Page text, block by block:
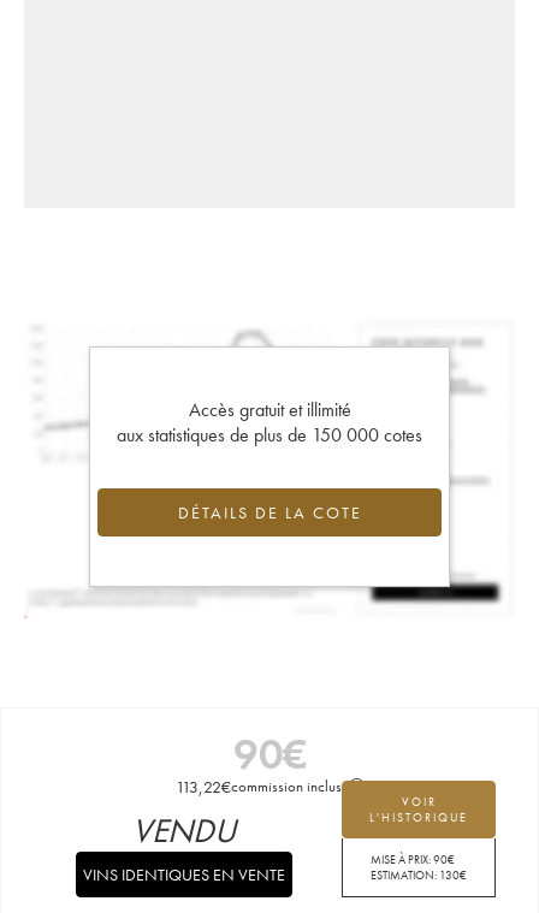
Accès gratuit et illimité
aux statistiques de plus de 150 000 cotes
DÉTAILS DE LA COTE
90€
113,22€commission incluse
VOIR
L'HISTORIQUE
MISE À PRIX:90€
ESTIMATION: 130€
VENDU
VINS IDENTIQUES EN VENTE